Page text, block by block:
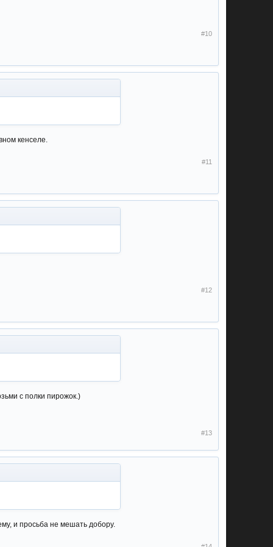
#10
кенселе.
#11
#12
с полки пирожок.)
#13
и просьба не мешать добору.